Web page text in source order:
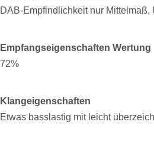
DAB-Empfindlichkeit nur Mittelmaß,
Empfangseigenschaften Wertung
72%
Klangeigenschaften
Etwas basslastig mit leicht